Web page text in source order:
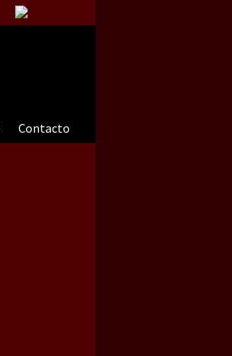
Contacto